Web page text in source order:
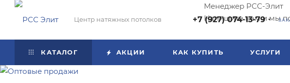
Менеджер РСС-Элит
Напишите нам и мы
Центр натяжных потолков +7 (927) 074-13-79
КАТАЛОГ АКЦИИ КАК КУПИТЬ УСЛУГИ